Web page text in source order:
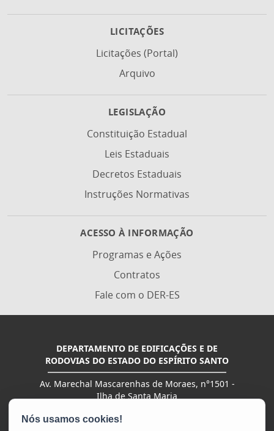
LICITAÇÕES
Licitações (Portal)
Arquivo
LEGISLAÇÃO
Constituição Estadual
Leis Estaduais
Decretos Estaduais
Instruções Normativas
ACESSO À INFORMAÇÃO
Programas e Ações
Contratos
Fale com o DER-ES
DEPARTAMENTO DE EDIFICAÇÕES E DE
RODOVIAS DO ESTADO DO ESPÍRITO SANTO
Av. Marechal Mascarenhas de Moraes, n°1501 -
Ilha de Santa Maria
Tel.: (27) 3636-2000 | (27) 3636-4401 | (27) 3636-